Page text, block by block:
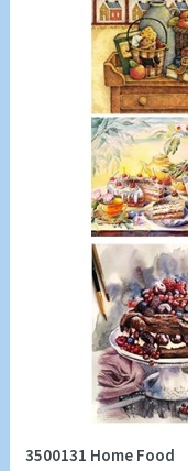
3500131 Ηome Food